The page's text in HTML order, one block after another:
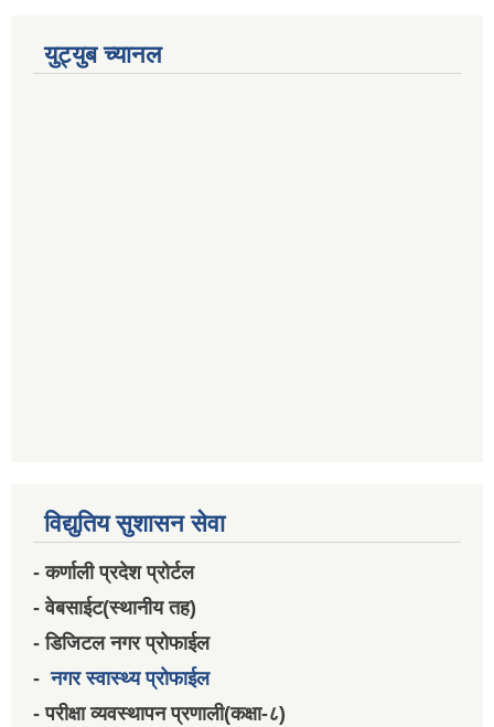
युट्युब च्यानल
विद्युतिय सुशासन सेवा
- कर्णाली प्रदेश प्रोर्टल
- वेबसाईट(स्थानीय तह)
- डिजिटल नगर प्रोफाईल
-नगर स्वास्थ्य प्रोफाईल
- परीक्षा व्यवस्थापन प्रणाली(कक्षा-८)